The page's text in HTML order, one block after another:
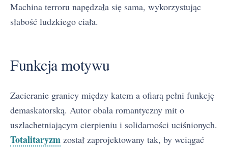
Machina terroru napędzała się sama, wykorzystując
słabość ludzkiego ciała.
Funkcja motywu
Zacieranie granicy między katem a ofiarą pełni funkcję
demaskatorską. Autor obala romantyczny mit o
uszlachetniającym cierpieniu i solidarności uciśnionych.
Totalitaryzm został zaprojektowany tak, by wciągać